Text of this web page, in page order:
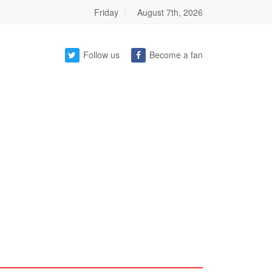
Friday August 7th, 2026
Follow us Become a fan